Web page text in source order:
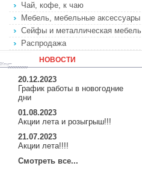
Чай, кофе, к чаю
Мебель, мебельные аксессуары
Сейфы и металлическая мебель
Распродажа
НОВОСТИ
20.12.2023
График работы в новогодние
дни
01.08.2023
Акции лета и розыгрыш!!!
21.07.2023
Акции лета!!!!
Смотреть все...